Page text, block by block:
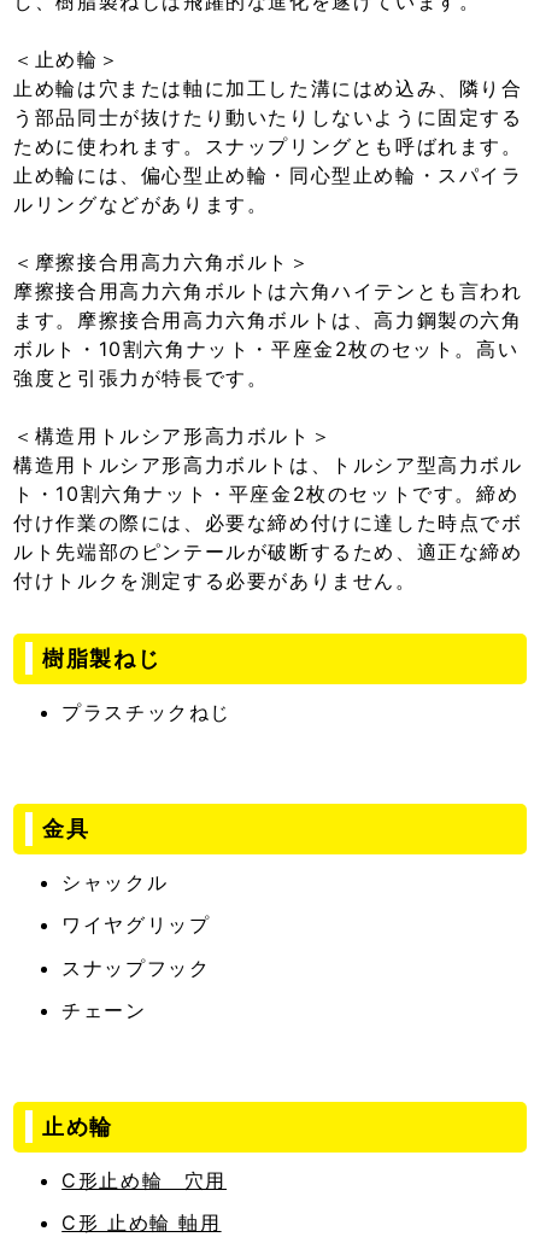
＜止め輪＞
止め輪は穴または軸に加工した溝にはめ込み、隣り合
う部品同士が抜けたり動いたりしないように固定する
ために使われます。スナップリングとも呼ばれます。
止め輪には、偏心型止め輪・同心型止め輪・スパイラ
ルリングなどがあります。
＜摩擦接合用高力六角ボルト＞
摩擦接合用高力六角ボルトは六角ハイテンとも言われ
ます。摩擦接合用高力六角ボルトは、高力鋼製の六角
ボルト・10割六角ナット・平座金2枚のセット。高い
強度と引張力が特長です。
＜構造用トルシア形高力ボルト＞
構造用トルシア形高力ボルトは、トルシア型高力ボル
ト・10割六角ナット・平座金2枚のセットです。締め
付け作業の際には、必要な締め付けに達した時点でボ
ルト先端部のピンテールが破断するため、適正な締め
付けトルクを測定する必要がありません。
樹脂製ねじ
プラスチックねじ
金具
シャックル
ワイヤグリップ
スナップフック
チェーン
止め輪
C形止め輪 穴用
C形 止め輪 軸用